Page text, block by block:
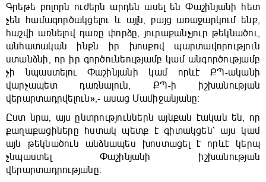
Գրեթե բոլորն ուժերն արդեն ասել են Փաշինյանի հետ
չեն համագործակցելու և այլն, բայց առաջարկում ենք,
հաշվի առնելով դառը փորձը, յուրաքանչյուր թեկնածու,
անհատական ինքն իր խոսքով պարտավորություն
ստանձնի, որ իր գործունեությամբ կամ անգործությամբ
չի նպաստելու Փաշինյանի կամ որևէ ՔՊ-ականի
վարչապետ դառնալուն, ՔՊ-ի իշխանության
վերարտադրվելուն»,- ասաց Մամիջանյանը։
Ըստ նրա, այս ընտրություններն այնքան էական են, որ
քաղաքացիները հստակ պետք է գիտակցեն՝ այս կամ
այն թեկնածուն անձնապես խոստացել է որևէ կերպ
չնպաստել Փաշինյանի իշխանության
վերարտադրությանը։